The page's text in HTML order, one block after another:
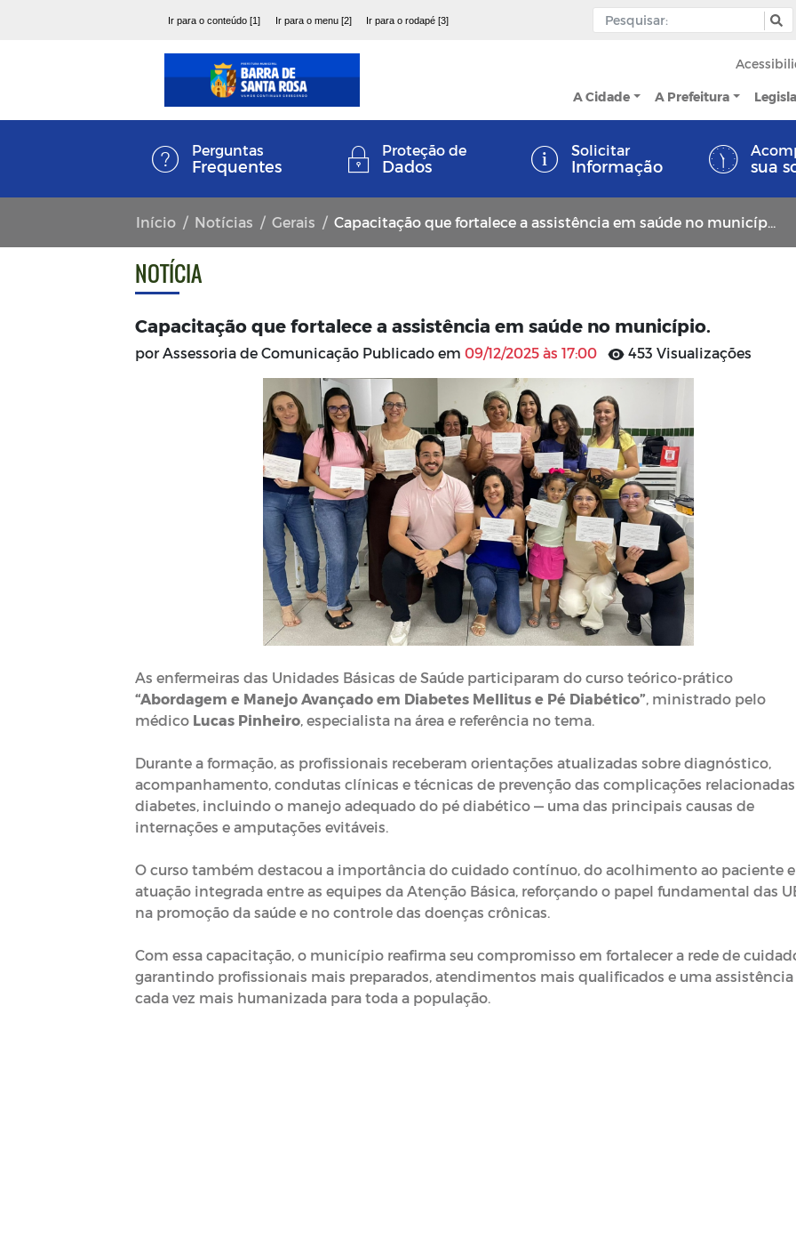
Ir para o conteúdo [1] Ir para o menu [2] Ir para o rodapé [3]
A Cidade A Prefeitura
Perguntas
Frequentes
Proteção de
Dados
Solicitar
Informação sua
Início Notícias Gerais Capacitação que fortalece a assistência em saúde no município.
NOTÍCIA
Capacitação que fortalece a assistência em saúde no município.
por Assessoria de Comunicação Publicado em 09/12/2025 às 17:00 453 Visualizações
As enfermeiras das Unidades Básicas de Saúde participaram do curso teórico-prático
“Abordagem e Manejo Avançado em Diabetes Mellitus e Pé Diabético”, ministrado pelo
médico Lucas Pinheiro, especialista na área e referência no tema.
Durante a formação, as profissionais receberam orientações atualizadas sobre diagnóstico,
acompanhamento, condutas clínicas e técnicas de prevenção das complicações
diabetes, incluindo o manejo adequado do pé diabético — uma das principais causas de
internações e amputações evitáveis.
O curso também destacou a importância do cuidado contínuo, do acolhimento ao paciente
atuação integrada entre as equipes da Atenção Básica, reforçando o papel fundamental das
na promoção da saúde e no controle das doenças crônicas.
Com essa capacitação, o município reafirma seu compromisso em fortalecer a rede de
garantindo profissionais mais preparados, atendimentos mais qualificados e uma assistência
cada vez mais humanizada para toda a população.